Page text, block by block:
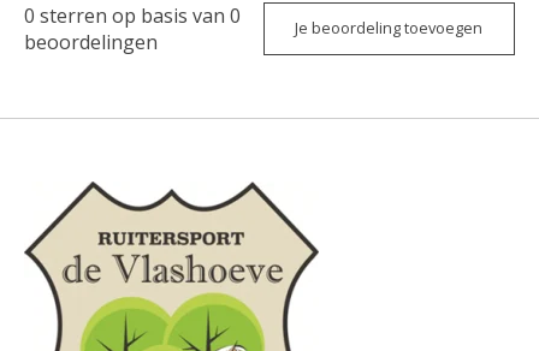
0 sterren op basis van 0
beoordelingen
Je beoordeling toevoegen